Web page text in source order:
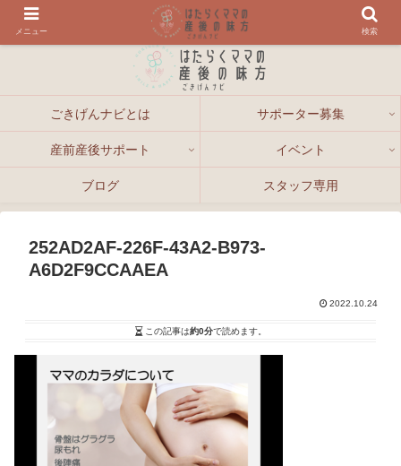
ごきげんナビとは サポーター募集
産前産後サポート イベント
ブログ スタッフ専用
252AD2AF-226F-43A2-B973-
A6D2F9CCAAEA
2022.10.24
この記事は約0分で読めます。
メニュー 検索